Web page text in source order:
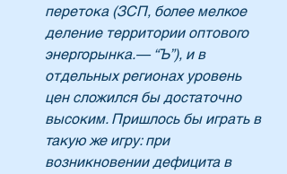
перетока (ЗСП, более мелкое
деление территории оптового
энергорынка.— “Ъ”), и в
отдельных регионах уровень
цен сложился бы достаточно
высоким. Пришлось бы играть в
такую же игру: при
возникновении дефицита в